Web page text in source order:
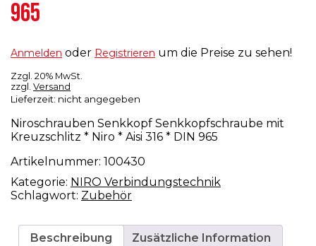
965
Anmelden oder Registrieren um die Preise zu sehen!
Zzgl. 20% MwSt.
zzgl. Versand
Lieferzeit: nicht angegeben
Niroschrauben Senkkopf Senkkopfschraube mit
Kreuzschlitz * Niro * Aisi 316 * DIN 965
Artikelnummer: 100430
Kategorie: NIRO Verbindungstechnik
Schlagwort: Zubehör
Beschreibung Zusätzliche Information